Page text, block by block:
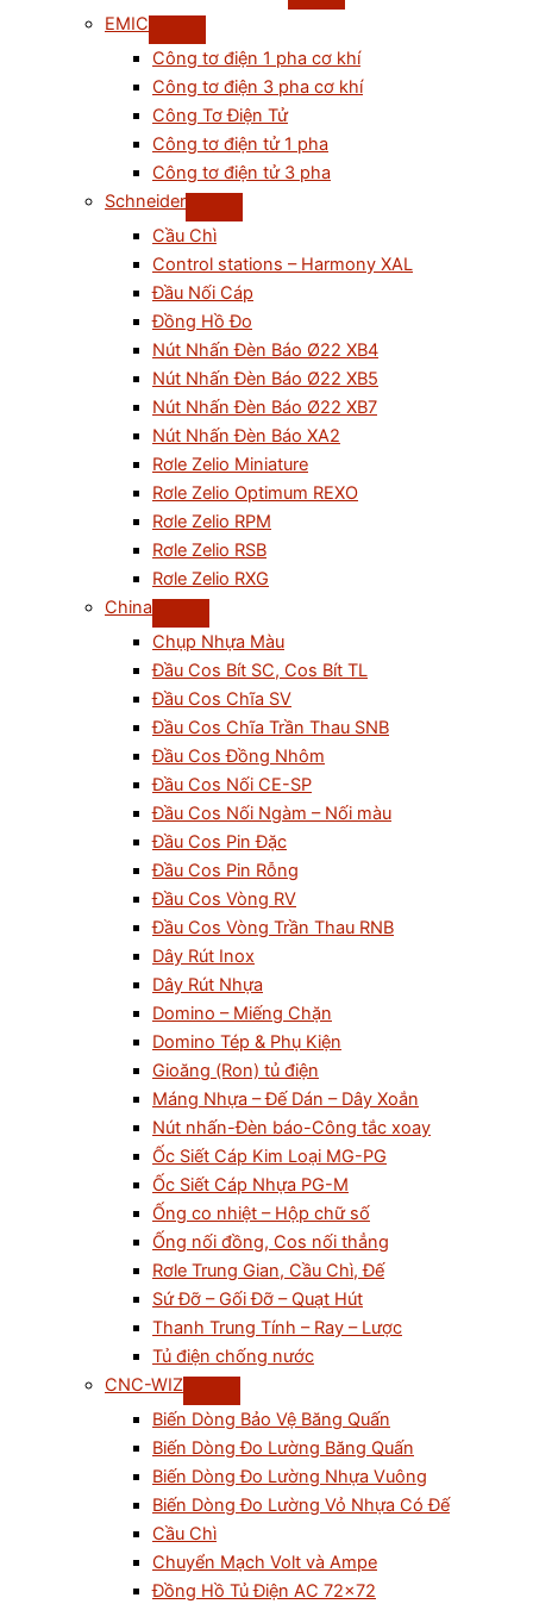
EMIC
Công tơ điện 1 pha cơ khí
Công tơ điện 3 pha cơ khí
Công Tơ Điện Tử
Công tơ điện tử 1 pha
Công tơ điện tử 3 pha
Schneider
Cầu Chì
Control stations – Harmony XAL
Đầu Nối Cáp
Đồng Hồ Đo
Nút Nhấn Đèn Báo Ø22 XB4
Nút Nhấn Đèn Báo Ø22 XB5
Nút Nhấn Đèn Báo Ø22 XB7
Nút Nhấn Đèn Báo XA2
Rơle Zelio Miniature
Rơle Zelio Optimum REXO
Rơle Zelio RPM
Rơle Zelio RSB
Rơle Zelio RXG
China
Chụp Nhựa Màu
Đầu Cos Bít SC, Cos Bít TL
Đầu Cos Chĩa SV
Đầu Cos Chĩa Trần Thau SNB
Đầu Cos Đồng Nhôm
Đầu Cos Nối CE-SP
Đầu Cos Nối Ngàm – Nối màu
Đầu Cos Pin Đặc
Đầu Cos Pin Rỗng
Đầu Cos Vòng RV
Đầu Cos Vòng Trần Thau RNB
Dây Rút Inox
Dây Rút Nhựa
Domino – Miếng Chặn
Domino Tép & Phụ Kiện
Gioăng (Ron) tủ điện
Máng Nhựa – Đế Dán – Dây Xoắn
Nút nhấn-Đèn báo-Công tắc xoay
Ốc Siết Cáp Kim Loại MG-PG
Ốc Siết Cáp Nhựa PG-M
Ống co nhiệt – Hộp chữ số
Ống nối đồng, Cos nối thẳng
Rơle Trung Gian, Cầu Chì, Đế
Sứ Đỡ – Gối Đỡ – Quạt Hút
Thanh Trung Tính – Ray – Lược
Tủ điện chống nước
CNC-WIZ
Biến Dòng Bảo Vệ Băng Quấn
Biến Dòng Đo Lường Băng Quấn
Biến Dòng Đo Lường Nhựa Vuông
Biến Dòng Đo Lường Vỏ Nhựa Có Đế
Cầu Chì
Chuyển Mạch Volt và Ampe
Đồng Hồ Tủ Điện AC 72×72